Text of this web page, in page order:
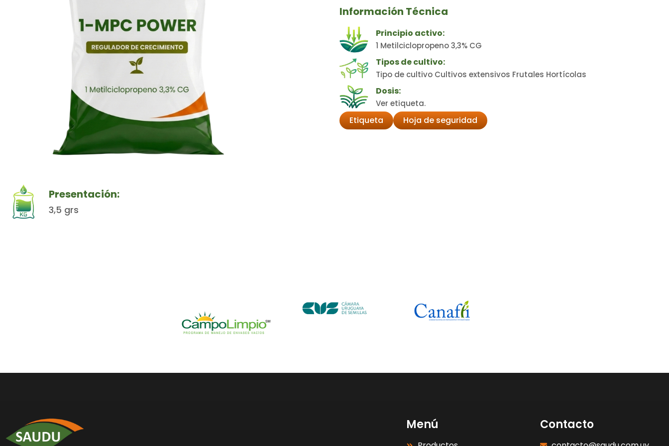
Presentación:
3,5 grs
Información Técnica
Principio activo:
1 Metilciclopropeno 3,3% CG
Tipos de cultivo:
Tipo de cultivo Cultivos extensivos Frutales Hortícolas
Dosis:
Ver etiqueta.
Etiqueta Hoja de seguridad
Menú Contacto